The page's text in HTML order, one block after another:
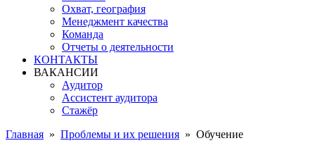
Охват, география
Менеджмент качества
Команда
Отчеты о деятельности
КОНТАКТЫ
ВАКАНСИИ
Аудитор
Ассистент аудитора
Стажёр
Главная » Проблемы и их решения » Обучение